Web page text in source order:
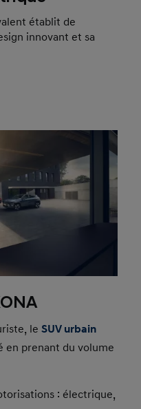
établit de
innovant et sa
leSUV urbain
en prenant du volume
: électrique,